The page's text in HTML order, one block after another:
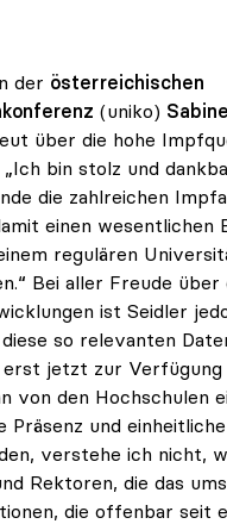
der österreichischen
(uniko)
über die hohe
bin stolz und
die zahlreichen
einen wesentlichen
regulären
Bei aller Freude über
ist Seidler
so relevanten
jetzt zur
von den Hochschulen
Präsenz und
verstehe ich nicht,
Rektoren, die das
die offenbar seit